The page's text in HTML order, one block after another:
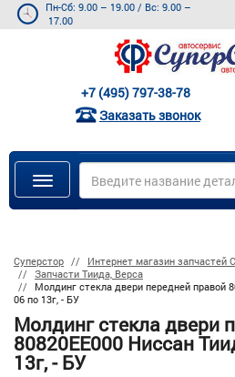
Пн-Сб: 9.00 – 19.00 / Вс: 9.00 –
17.00
+7 (495) 797-38-78
Заказать звонок
Суперстор Интернет магазин запчастей
Запчасти Тиида, Верса
Молдинг стекла двери передней правой
06 по 13г, - БУ
Молдинг стекла двери
80820EE000 Ниссан
13г, - БУ